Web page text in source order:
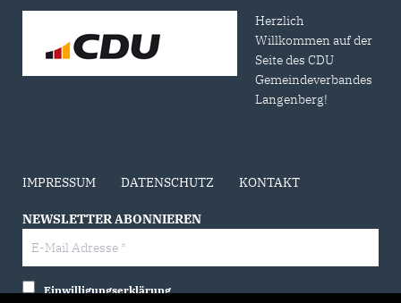
Herzlich
Willkommen auf der
Seite des CDU
Gemeindeverbandes
Langenberg!
IMPRESSUM DATENSCHUTZ KONTAKT
NEWSLETTER ABONNIEREN
Einwilligungserklärung